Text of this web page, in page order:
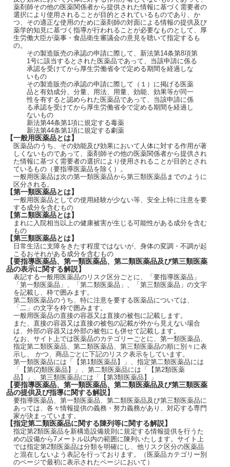
薬剤師その他の医薬関係者から提供された情報に基づく需要者の
選択により使用されることが目的とされているものであり、か
つ、その適正な使用のために薬剤師の対面による情報の提供及び
薬学的知見に基づく指導が行われることが必要なものとして、厚
生労働大臣が薬事・食品衛生審議会の意見を聴いて指定するも
の。
その製造販売の承認の申請に際して、新法第14条第8項第
1号に該当するとされた医薬品であって、当該申請に係る
承認を受けてから厚生労働省令で定める期間を経過しな
いもの
その製造販売の承認の申請に際して（１）に掲げる医薬
品と有効成分、分量、用法、用量、効能、効果等が同一
性を有すると認められた医薬品であって、当該申請に係
る承認を受けてから厚生労働省令で定める期間を経過し
ないもの
新法第44条第1項に規定する毒薬
新法第44条第1項に規定する劇薬
【一般用医薬品とは】
医薬品のうち、その効能及び効果において人体に対する作用が著
しくないものであって、薬剤師その他の医薬関係者から提供され
た情報に基づく需要者の選択により使用されることが目的とされ
ているもの（要指導医薬品を除く）。
一般用医薬品は次の第一類医薬品から第三類医薬品までのように
区分される。
【第一類医薬品とは】
一般用医薬品としての使用経験が少ない等、安全上特に注意を要
する成分を含むもの
【第ニ類医薬品とは】
まれに入院相当以上の健康被害が生じる可能性がある成分を含む
もの
【第三類医薬品とは】
日常生活に支障をきたす程度ではないが、身体の変調・不調が起
こるおそれがある成分を含むもの
【要指導医薬品、第一類医薬品、第二類医薬品及び第三類医薬
品の表示に関する解説】
表記する一般用医薬品のリスク区分ごとに、「要指導医薬品」
「第一類医薬品」、「第二類医薬品」、「第三類医薬品」の文字
を記載し、枠で囲みます。
第二類医薬品のうち、特に注意を要する医薬品については、
「二」の文字を枠で囲みます。
一般用医薬品の直接の容器又は直接の被包に記載します。
また、直接の容器又は直接の被包の記載が外から見えない場合
は、外部の容器又は外部の被包にも併せて記載します。
なお、サイト上では医薬品のカテゴリーごとに、第一類医薬品、
指定第二類医薬品、第二類医薬品、第三類医薬品の順に別々に表
示し、 かつ、商品ごとに下記のリスク表示をしています。
第一類医薬品には「【第1類医薬品】」、指定第二類医薬品には
「【第(2)類医薬品】」、第二類医薬品には「【第2類医薬
品】」、第三類医薬品には「【第3類医薬品】」
【要指導医薬品、第一類医薬品、第二類医薬品及び第三類医薬
品の提供及び指導に関する解説】
要指導医薬品、第一類医薬品、第二類医薬品及び第三類医薬品に
あっては、各々情報提供の義務・努力義務があり、対応する専門
家が決まっています。
【指定第二類医薬品に関する陳列等に関する解説】
指定第2類医薬品を新構造設備規則に規定する情報提供を行うた
めの設備から7メートル以内の範囲に陳列いたします。サイト上
では指定第2類医薬品は分類を明確にし、他リスク区分の医薬品
と混在しないよう表記を行っております。（医薬品カテゴリー別
のページで最初に表示されたページにおいて）